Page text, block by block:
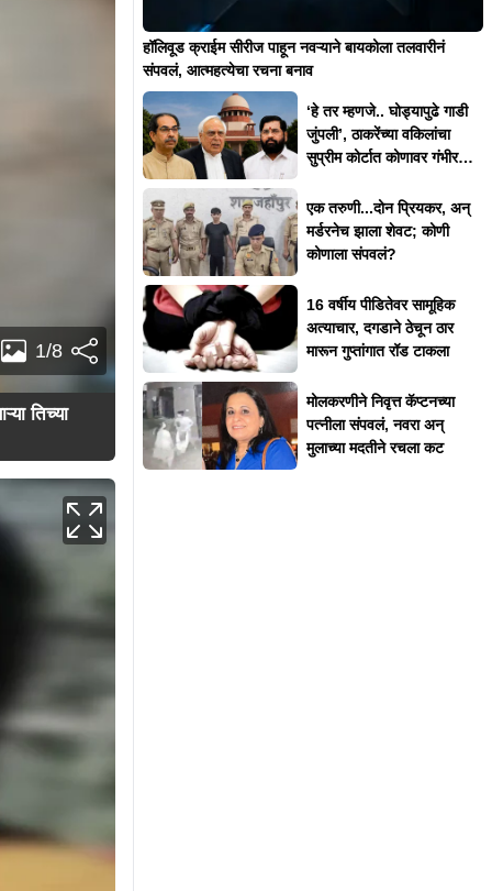
1/8
तिच्या
हॉलिवूड क्राईम सीरीज पाहून नवऱ्याने बायकोला तलवारीनं
संपवलं, आत्महत्येचा रचना बनाव
‘हे तर म्हणजे.. घोड्यापुढे गाडी
जुंपली’, ठाकरेंच्या वकिलांचा
सुप्रीम कोर्टात कोणावर गंभीर
एक तरुणी...दोन प्रियकर, अन्
मर्डरनेच झाला शेवट; कोणी
कोणाला संपवलं?
16 वर्षीय पीडितेवर सामूहिक
अत्याचार, दगडाने ठेचून ठार
मारून गुप्तांगात रॉड टाकला
मोलकरणीने निवृत्त कॅप्टनच्या
पत्नीला संपवलं, नवरा अन्
मुलाच्या मदतीने रचला कट